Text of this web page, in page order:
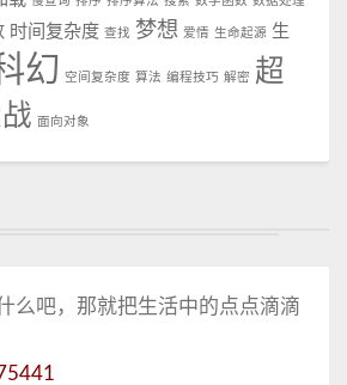
时间复杂度 查找 梦想 爱情 生命起源 生
幻 空间复杂度 算法 编程技巧 解密 超
面向对象
么吧，那就把生活中的点点滴滴